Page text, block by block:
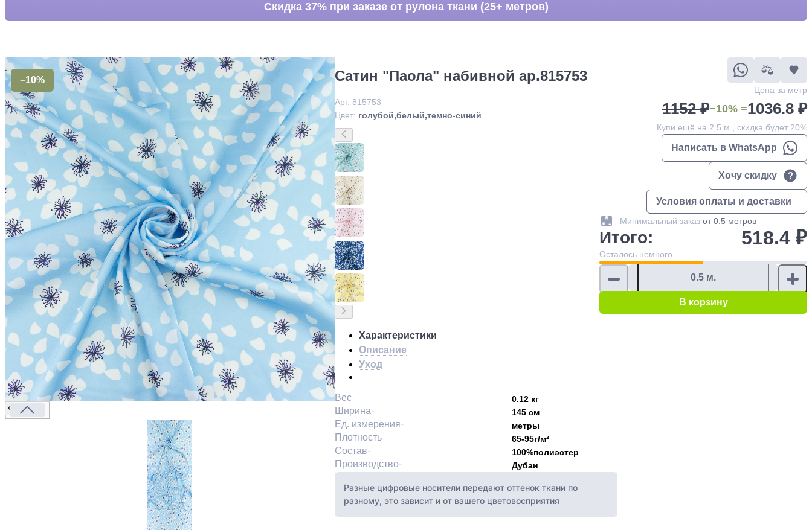
Скидка 37% при заказе от рулона ткани (25+ метров)
−10% Сатин "Паола" набивной ар.815753
Арт. 815753
Цвет: голубой,белый,темно-синий
Характеристики
Описание
Уход
Вес 0.12 кг
Ширина 145 см
Ед. измерения метры
Плотность 65-95г/м²
Состав 100%полиэстер
Производство Дубаи
Разные цифровые носители передают оттенок ткани по
разному, это зависит и от вашего цветовосприятия
Цена за метр
1152 ₽−10% =1036.8 ₽
Купи ещё на 2.5 м., скидка будет 20%
Написать в WhatsApp
Хочу скидку
Условия оплаты и доставки
Минимальный заказот 0.5 метров
Итого: 518.4 ₽
Осталось немного
В корзину